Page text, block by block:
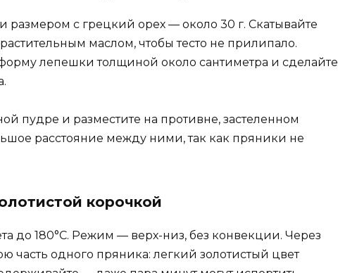
размером с грецкий орех — около 30 г. Скатывайте
маслом, чтобы тесто не прилипало.
лепешки толщиной около сантиметра и сделайте
пудре и разместите на противне, застеленном
расстояние между ними, так как пряники не
корочкой
до 180°C. Режим — верх-низ, без конвекции. Через
часть одного пряника: легкий золотистый цвет